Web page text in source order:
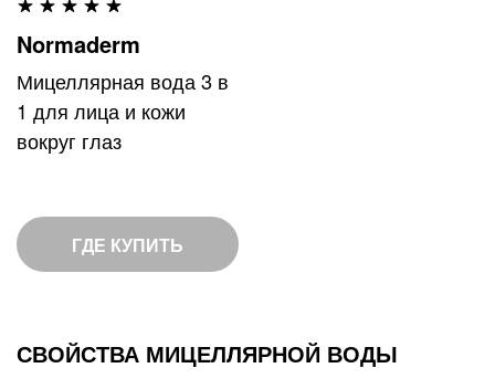
Normaderm
Мицеллярная вода 3 в
1 для лица и кожи
вокруг глаз
ГДЕ КУПИТЬ
СВОЙСТВА МИЦЕЛЛЯРНОЙ ВОДЫ